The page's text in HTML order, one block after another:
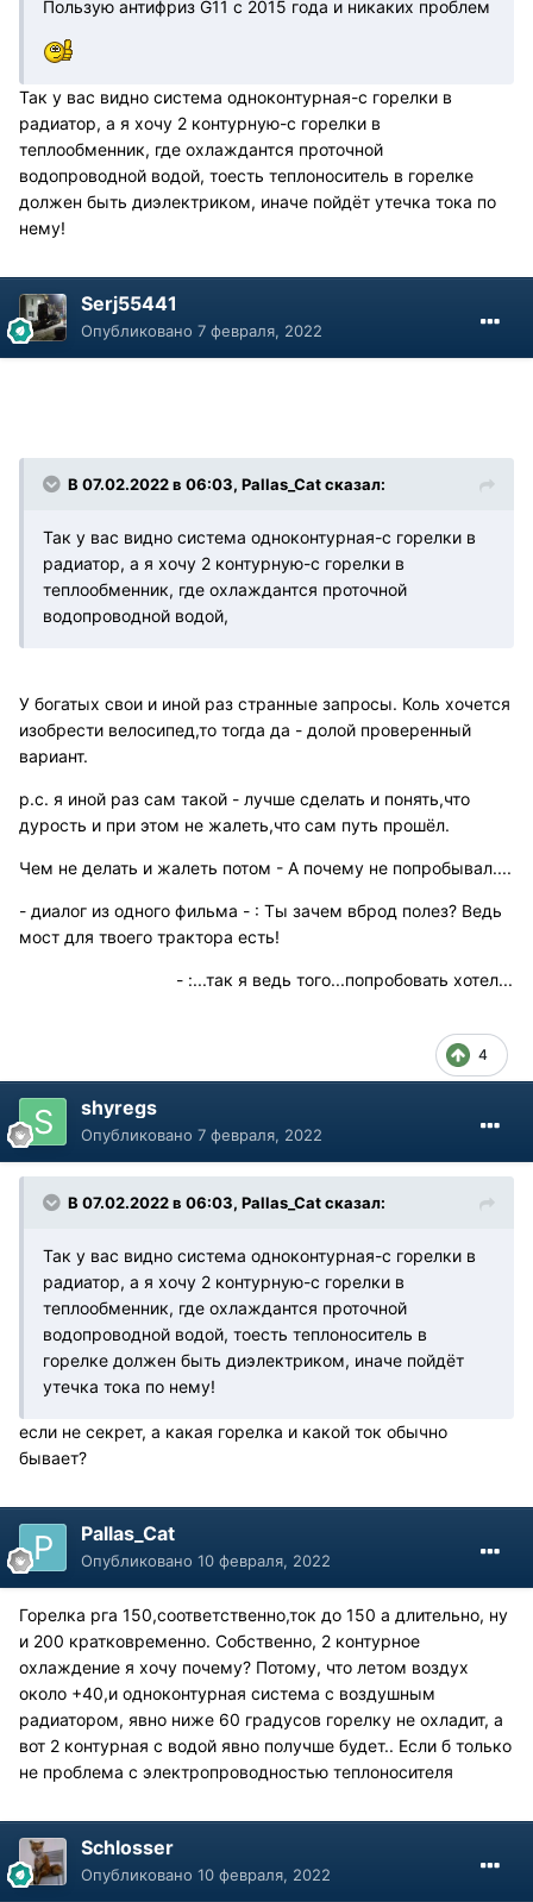
Пользую антифриз G11 c 2015 года и никаких проблем
Так у вас видно система одноконтурная-с горелки в
радиатор, а я хочу 2 контурную-с горелки в
теплообменник, где охлаждантся проточной
водопроводной водой, тоесть теплоноситель в горелке
должен быть диэлектриком, иначе пойдёт утечка тока по
нему!
Serj55441
Опубликовано 7 февраля, 2022
В 07.02.2022 в 06:03, Pallas_Cat сказал:
Так у вас видно система одноконтурная-с горелки в
радиатор, а я хочу 2 контурную-с горелки в
теплообменник, где охлаждантся проточной
водопроводной водой,
У богатых свои и иной раз странные запросы. Коль хочется
изобрести велосипед,то тогда да - долой проверенный
вариант.
р.с. я иной раз сам такой - лучше сделать и понять,что
дурость и при этом не жалеть,что сам путь прошёл.
Чем не делать и жалеть потом - А почему не попробывал....
- диалог из одного фильма - : Ты зачем вброд полез? Ведь
мост для твоего трактора есть!
- :...так я ведь того...попробовать хотел...
4
shyregs
Опубликовано 7 февраля, 2022
В 07.02.2022 в 06:03, Pallas_Cat сказал:
Так у вас видно система одноконтурная-с горелки в
радиатор, а я хочу 2 контурную-с горелки в
теплообменник, где охлаждантся проточной
водопроводной водой, тоесть теплоноситель в
горелке должен быть диэлектриком, иначе пойдёт
утечка тока по нему!
если не секрет, а какая горелка и какой ток обычно
бывает?
Pallas_Cat
Опубликовано 10 февраля, 2022
Горелка рга 150,соответственно,ток до 150 а длительно, ну
и 200 кратковременно. Собственно, 2 контурное
охлаждение я хочу почему? Потому, что летом воздух
около +40,и одноконтурная система с воздушным
радиатором, явно ниже 60 градусов горелку не охладит, а
вот 2 контурная с водой явно получше будет.. Если б только
не проблема с электропроводностью теплоносителя
Schlosser
Опубликовано 10 февраля, 2022